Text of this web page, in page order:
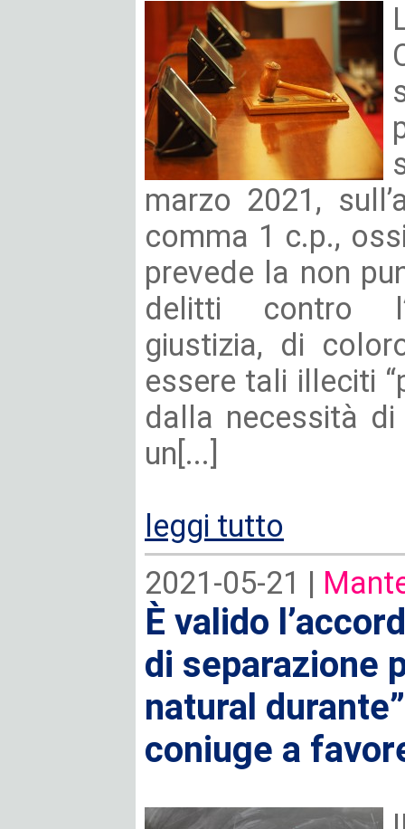
marzo 2021,
comma 1 c.p.,
prevede la non
delitti contro
giustizia, di
essere tali illeciti
dalla necessità
un[...]
leggi tutto
2021-05-21 |
È valido
di separazione
natural
coniuge a